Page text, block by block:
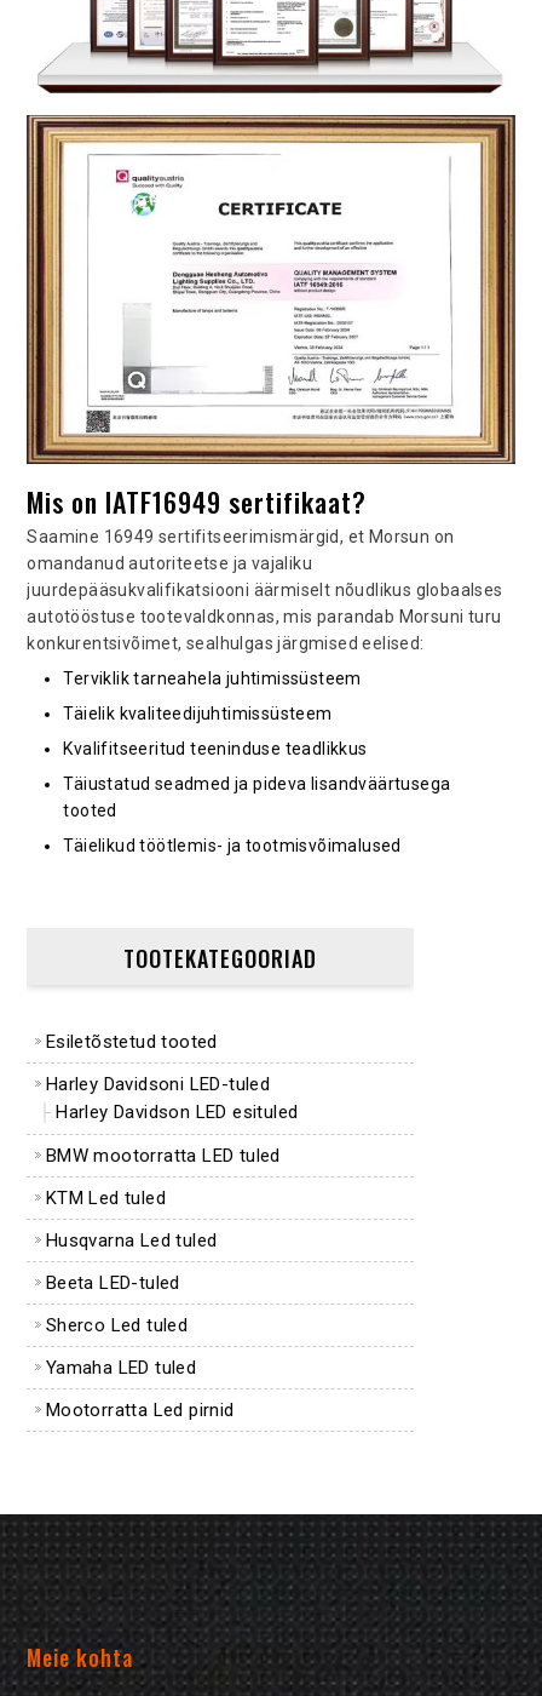
Mis on IATF16949 sertifikaat?
Saamine 16949 sertifitseerimismärgid, et Morsun on
omandanud autoriteetse ja vajaliku
juurdepääsukvalifikatsiooni äärmiselt nõudlikus globaalses
autotööstuse tootevaldkonnas, mis parandab Morsuni turu
konkurentsivõimet, sealhulgas järgmised eelised:
Terviklik tarneahela juhtimissüsteem
Täielik kvaliteedijuhtimissüsteem
Kvalifitseeritud teeninduse teadlikkus
Täiustatud seadmed ja pideva lisandväärtusega
tooted
Täielikud töötlemis- ja tootmisvõimalused
TOOTEKATEGOORIAD
Esiletõstetud tooted
Harley Davidsoni LED-tuled
Harley Davidson LED esituled
BMW mootorratta LED tuled
KTM Led tuled
Husqvarna Led tuled
Beeta LED-tuled
Sherco Led tuled
Yamaha LED tuled
Mootorratta Led pirnid
Meie kohta